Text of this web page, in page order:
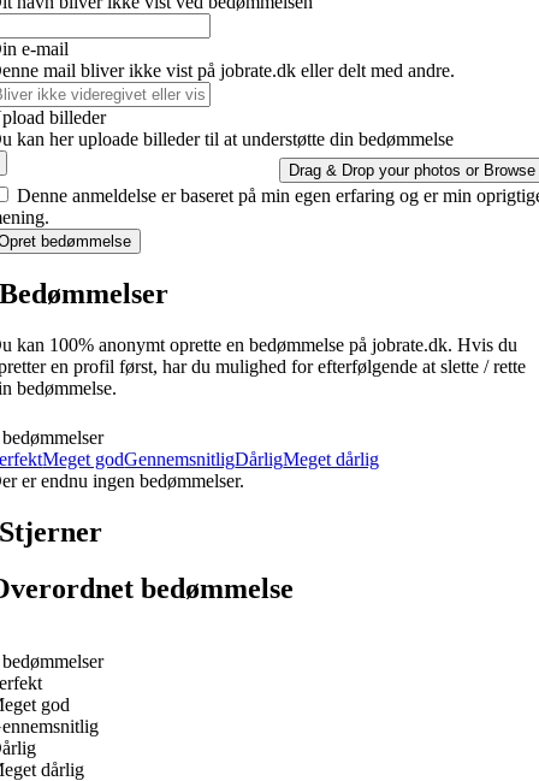
e-mail
mail bliver ikke vist på jobrate.dk eller delt med andre.
billeder
kan her uploade billeder til at understøtte din bedømmelse
Drag & Drop your photos or Browse
Denne anmeldelse er baseret på min egen erfaring og er min
bedømmelse
Bedømmelser
kan 100% anonymt oprette en bedømmelse på jobrate.dk. Hvis du
en profil først, har du mulighed for efterfølgende at slette / rette
bedømmelse.
Meget godGennemsnitligDårligMeget dårlig
er endnu ingen bedømmelser.
Stjerner
bedømmelse
god
dårlig